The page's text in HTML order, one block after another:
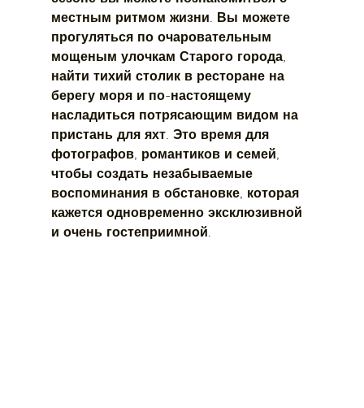
местным ритмом жизни. Вы можете
прогуляться по очаровательным
мощеным улочкам Старого города,
найти тихий столик в ресторане на
берегу моря и по-настоящему
насладиться потрясающим видом на
пристань для яхт. Это время для
фотографов, романтиков и семей,
чтобы создать незабываемые
воспоминания в обстановке, которая
кажется одновременно эксклюзивной
и очень гостеприимной.